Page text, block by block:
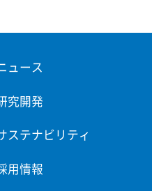
ュース
究開発
ステナビリティ
用情報